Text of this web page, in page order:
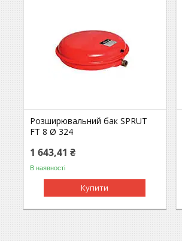
Розширювальний бак SPRUT
FT 8 Ø 324
1 643,41 ₴
В наявності
Купити